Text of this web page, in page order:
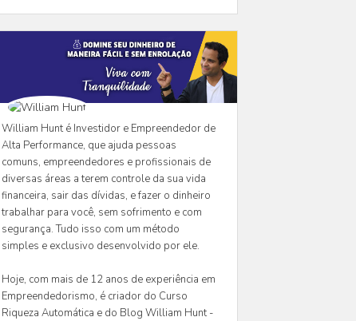
William Hunt é Investidor e Empreendedor de
Alta Performance, que ajuda pessoas
comuns, empreendedores e profissionais de
diversas áreas a terem controle da sua vida
financeira, sair das dívidas, e fazer o dinheiro
trabalhar para você, sem sofrimento e com
segurança. Tudo isso com um método
simples e exclusivo desenvolvido por ele.
Hoje, com mais de 12 anos de experiência em
Empreendedorismo, é criador do Curso
Riqueza Automática e do Blog William Hunt -